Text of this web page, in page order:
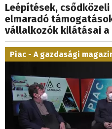
Leépítések,
elmaradó
vállalkozók kilátásai a
Piac - A gazdasági